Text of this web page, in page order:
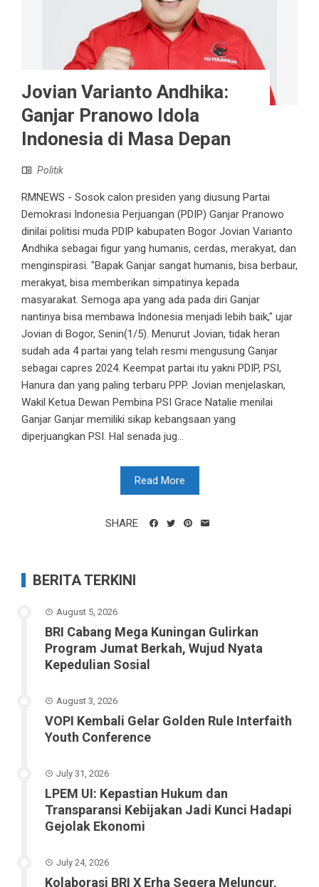
Jovian Varianto Andhika:
Ganjar Pranowo Idola
Indonesia di Masa Depan
Politik
RMNEWS - Sosok calon presiden yang diusung Partai
Demokrasi Indonesia Perjuangan (PDIP) Ganjar Pranowo
dinilai politisi muda PDIP kabupaten Bogor Jovian Varianto
Andhika sebagai figur yang humanis, cerdas, merakyat, dan
menginspirasi. "Bapak Ganjar sangat humanis, bisa berbaur,
merakyat, bisa memberikan simpatinya kepada
masyarakat. Semoga apa yang ada pada diri Ganjar
nantinya bisa membawa Indonesia menjadi lebih baik," ujar
Jovian di Bogor, Senin(1/5). Menurut Jovian, tidak heran
sudah ada 4 partai yang telah resmi mengusung Ganjar
sebagai capres 2024. Keempat partai itu yakni PDIP, PSI,
Hanura dan yang paling terbaru PPP. Jovian menjelaskan,
Wakil Ketua Dewan Pembina PSI Grace Natalie menilai
Ganjar Ganjar memiliki sikap kebangsaan yang
diperjuangkan PSI. Hal senada jug...
Read More
SHARE
BERITA TERKINI
August 5, 2026
BRI Cabang Mega Kuningan Gulirkan
Program Jumat Berkah, Wujud Nyata
Kepedulian Sosial
August 3, 2026
VOPI Kembali Gelar Golden Rule Interfaith
Youth Conference
July 31, 2026
LPEM UI: Kepastian Hukum dan
Transparansi Kebijakan Jadi Kunci Hadapi
Gejolak Ekonomi
July 24, 2026
Kolaborasi BRI X Erha Segera Meluncur,